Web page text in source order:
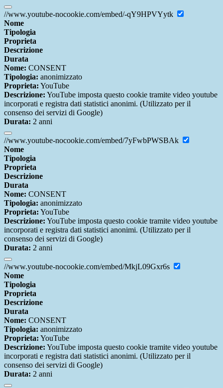
//www.youtube-nocookie.com/embed/-qY9HPVYytk
Nome
Tipologia
Proprieta
Descrizione
Durata
Nome: CONSENT
Tipologia: anonimizzato
Proprieta: YouTube
Descrizione: YouTube imposta questo cookie tramite video youtube
incorporati e registra dati statistici anonimi. (Utilizzato per il
consenso dei servizi di Google)
Durata: 2 anni
//www.youtube-nocookie.com/embed/7yFwbPWSBAk
Nome
Tipologia
Proprieta
Descrizione
Durata
Nome: CONSENT
Tipologia: anonimizzato
Proprieta: YouTube
Descrizione: YouTube imposta questo cookie tramite video youtube
incorporati e registra dati statistici anonimi. (Utilizzato per il
consenso dei servizi di Google)
Durata: 2 anni
//www.youtube-nocookie.com/embed/MkjL09Gxr6s
Nome
Tipologia
Proprieta
Descrizione
Durata
Nome: CONSENT
Tipologia: anonimizzato
Proprieta: YouTube
Descrizione: YouTube imposta questo cookie tramite video youtube
incorporati e registra dati statistici anonimi. (Utilizzato per il
consenso dei servizi di Google)
Durata: 2 anni